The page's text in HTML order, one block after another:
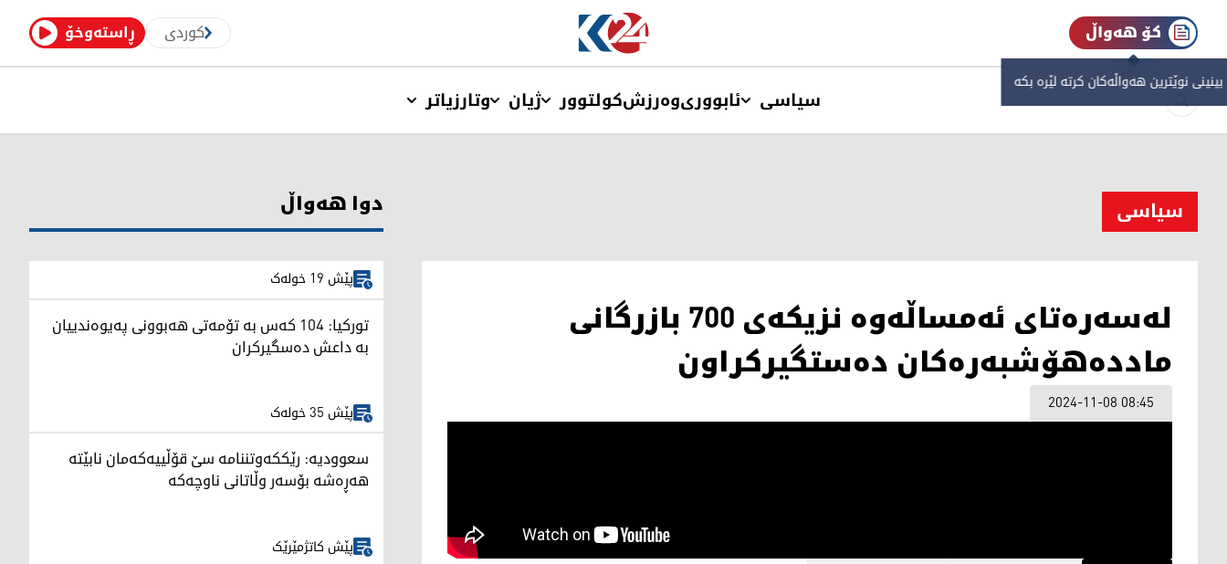
ڕاستەوخۆ کوردی کۆ هەواڵ
نوێترین هەواڵەکان کرتە لێرە بکە
سیاسی ئابووریوەرزشکولتوور ژیان وتارزیاتر
سیاسی
لەسەرەتای ئەمساڵەوە نزیکەی 700 بازرگانی
ماددەهۆشبەرەکان دەستگیرکراون
2024-11-08 08:45
دوا هەواڵ
پێش 19 خولەک
تورکیا: 104 کەس بە تۆمەتی هەبوونی پەیوەندییان
بە داعش دەسگیرکران
پێش 35 خولەک
سعوودیە: رێککەوتننامە سێ قۆڵییەکەمان نابێتە
هەڕەشە بۆسەر وڵاتانی ناوچەکە
پێش کاتژمێرێک